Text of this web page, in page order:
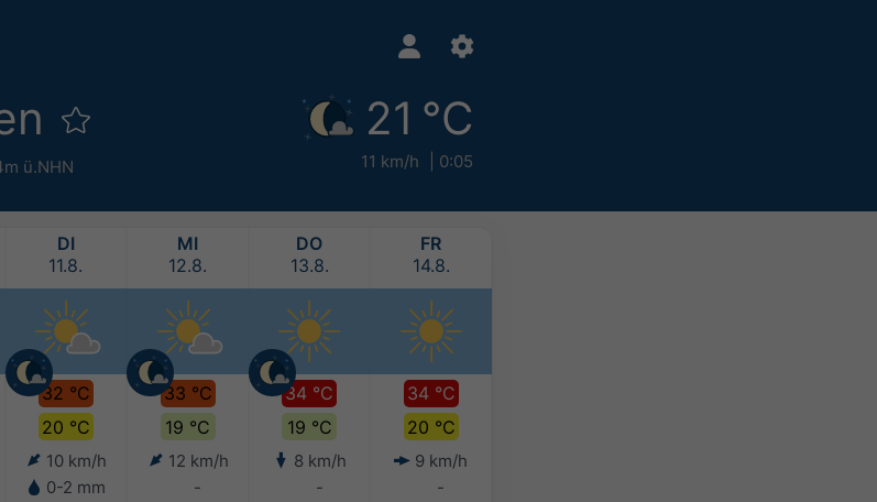
ü.NHN
21 °C
11 km/h 0:05
DI
11.8.
32 °C
20 °C
10 km/h
0-2 mm
MI
12.8.
33 °C
19 °C
12 km/h
-
DO
13.8.
34 °C
19 °C
8 km/h
-
FR
14.8.
34 °C
20 °C
9 km/h
-